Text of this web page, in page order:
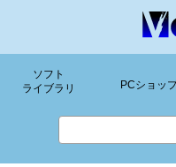
ソフト
ライブラリ
PCショッ